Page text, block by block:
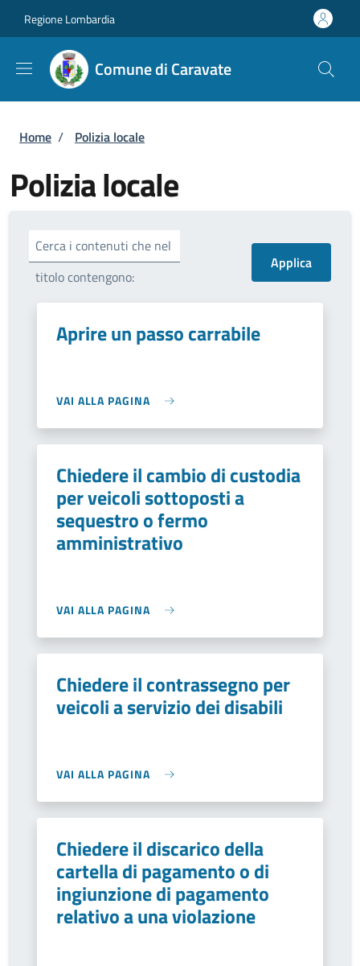
Regione Lombardia
Comune di Caravate
Briciole di pane
Home / Polizia locale
Polizia locale
Cerca i contenuti che nel
titolo contengono:
Aprire un passo carrabile
VAI ALLA PAGINA
Chiedere il cambio di custodia
per veicoli sottoposti a
sequestro o fermo
amministrativo
VAI ALLA PAGINA
Chiedere il contrassegno per
veicoli a servizio dei disabili
VAI ALLA PAGINA
Chiedere il discarico della
cartella di pagamento o di
ingiunzione di pagamento
relativo a una violazione